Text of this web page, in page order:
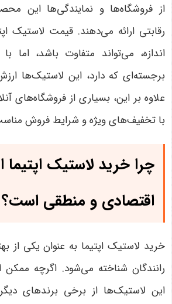
از فروشگاه‌ها و نمایندگی‌ها این
رقابتی ارائه می‌دهند. قیمت لاستیک
اندازه، می‌تواند متفاوت باشد، اما
برجسته‌ای که دارد، این لاستیک‌ها
علاوه بر این، بسیاری از فروشگاه‌های
با تخفیف‌های ویژه و شرایط فروش
چرا خرید لاستیک اپتیما
اقتصادی و منطقی است؟
خرید لاستیک اپتیما به عنوان یکی از
رانندگان شناخته می‌شود. اگرچه
این لاستیک‌ها از برخی برندهای